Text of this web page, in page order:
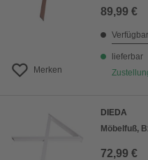
Merken
89,99 €
lieferbar
DIEDA
Möbelfuß,
72,99 €